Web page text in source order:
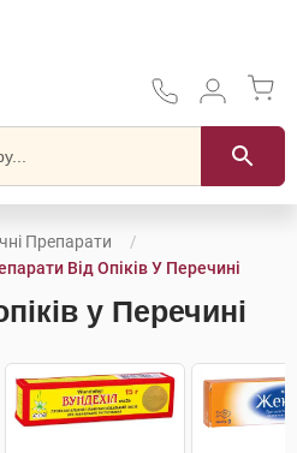
Препарати
Від Опіків У Перечині
у Перечині